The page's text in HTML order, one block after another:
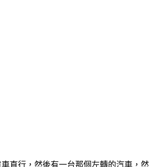
直行，然後有一台那個左轉的汽車，然